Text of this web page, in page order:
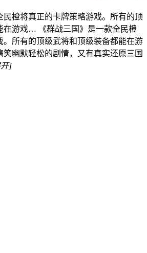
民橙将真正的卡牌策略游戏。所有的顶
在游戏…
《群战三国》是一款全民橙
。所有的顶级武将和顶级装备都能在游
幽默轻松的剧情，又有真实还原三国
]